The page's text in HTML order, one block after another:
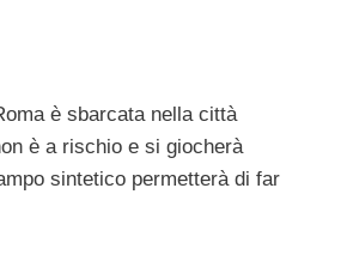
è sbarcata nella città
è a rischio e si giocherà
sintetico permetterà di far